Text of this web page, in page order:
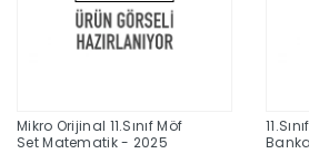
Mikro Orijinal 11.Sınıf Möf
Set Matematik - 2025